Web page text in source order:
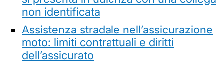
non identificata
Assistenza stradale nell’assicurazione
moto: limiti contrattuali e diritti
dell’assicurato